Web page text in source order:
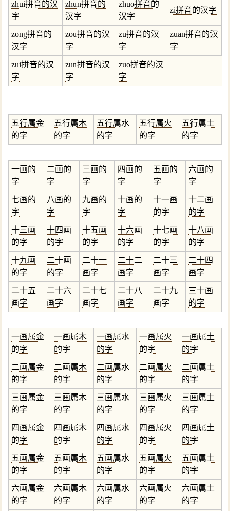
zhui拼音的汉
字
zhun拼音的
汉字
zhuo拼音的
汉字
zi拼音的汉字
zong拼音的
汉字
zou拼音的汉
字
zu拼音的汉
字
zuan拼音的汉
字
zui拼音的汉
字
zun拼音的汉
字
zuo拼音的汉
字
五行属金
的字
五行属木
的字
五行属水
的字
五行属火
的字
五行属土
的字
一画的
字
二画的
字
三画的
字
四画的
字
五画的
字
六画的
字
七画的
字
八画的
字
九画的
字
十画的
字
十一画
的字
十二画
的字
十三画
的字
十四画
的字
十五画
的字
十六画
的字
十七画
的字
十八画
的字
十九画
的字
二十画
的字
二十一
画字
二十二
画字
二十三
画字
二十四
画字
二十五
画字
二十六
画字
二十七
画字
二十八
画字
二十九
画字
三十画
的字
一画属金
的字
一画属木
的字
一画属水
的字
一画属火
的字
一画属土
的字
二画属金
的字
二画属木
的字
二画属水
的字
二画属火
的字
二画属土
的字
三画属金
的字
三画属木
的字
三画属水
的字
三画属火
的字
三画属土
的字
四画属金
的字
四画属木
的字
四画属水
的字
四画属火
的字
四画属土
的字
五画属金
的字
五画属木
的字
五画属水
的字
五画属火
的字
五画属土
的字
六画属金
的字
六画属木
的字
六画属水
的字
六画属火
的字
六画属土
的字